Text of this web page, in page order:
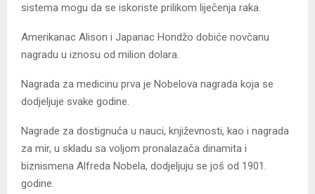
sistema mogu da se iskoriste prilikom liječenja raka.
Amerikanac Alison i Japanac Hondžo dobiće novčanu
nagradu u iznosu od milion dolara.
Nagrada za medicinu prva je Nobelova nagrada koja se
dodjeljuje svake godine.
Nagrade za dostignuća u nauci, književnosti, kao i nagrada
za mir, u skladu sa voljom pronalazača dinamita i
biznismena Alfreda Nobela, dodjeljuju se još od 1901.
godine.